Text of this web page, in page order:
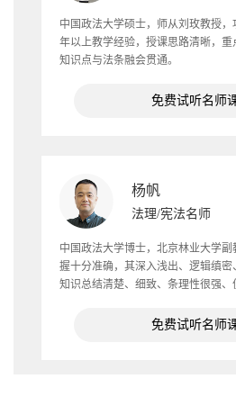
中国政法大学硕士，师从刘玫教授
年以上教学经验，授课思路清晰，
知识点与法条融会贯通。
免费试听名师
杨帆
法理/宪法名师
中国政法大学博士，北京林业大学
握十分准确，其深入浅出、逻辑缜
知识总结清楚、细致、条理性很强、
免费试听名师